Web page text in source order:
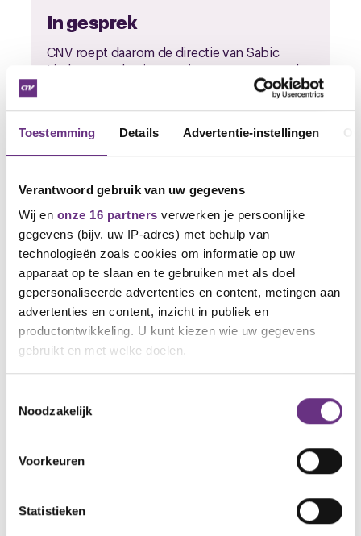
Toestemming Details Advertentie-instellingen
Verantwoord gebruik van uw gegevens
Wij en onze 16 partners verwerken je persoonlijke
gegevens (bijv. uw IP-adres) met behulp van
technologieën zoals cookies om informatie op uw
apparaat op te slaan en te gebruiken met als doel
gepersonaliseerde advertenties en content, metingen aan
advertenties en content, inzicht in publiek en
productontwikkeling. U kunt kiezen wie uw gegevens
gebruikt en met welke doelen.
Informatie verzamelen over uw geografische
Uw apparaat identificeren door het actief te
scannen op specifieke eigenschappen (fingerprinting)
verwerkt en stel uw voorkeuren in het
detailgedeelte in.
Noodzakelijk
Voorkeuren
Statistieken
In gesprek
CNV roept daarom de directie van Sabic
Limburg en de nieuwe eigenaar op om snel
met de vakbonden in gesprek te gaan.
Opmerkingen?
Hebben jullie vragen of op- of aanmerkingen.
jouw cao-pagina. Natuurlijk kun je ook een
van onze kaderleden aanspreken. Maar zoals
gezegd. Veel antwoorden hebben wij
momenteel niet. Wel heel veel vragen. We
houden jullie op de hoogte.
Mede namens de kaderleden Ryan Bolster,
Erik Peerlings, Kevin van der Zwaag, Bryan
van der Zwaag en Christiaan Carlucci.
E: e.leunissen@cnv.nl